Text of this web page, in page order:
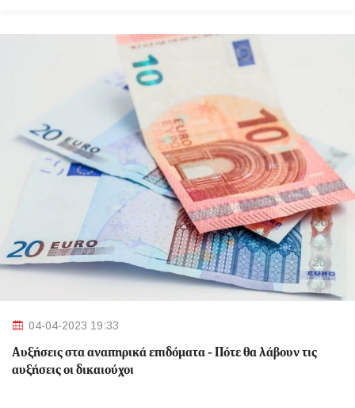
04-04-2023 19:33
Αυξήσεις στα αναπηρικά επιδόματα - Πότε θα λάβουν τις
αυξήσεις οι δικαιούχοι